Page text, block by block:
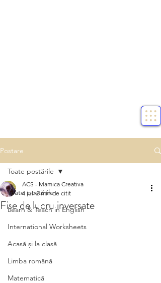
Postare
Toate postările
Learn & Teach in English
International Worksheets
Acasă și la clasă
Limba română
Matematică
Toate postările
Fișe de lucru inversate
ACS - Mamica Creativa
4 iul. 2 min de citit